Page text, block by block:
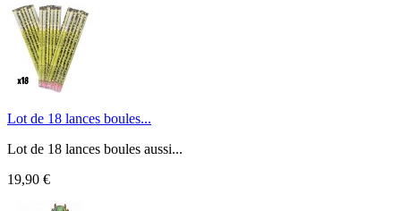
Lot de 18 lances boules...
Lot de 18 lances boules aussi...
19,90 €